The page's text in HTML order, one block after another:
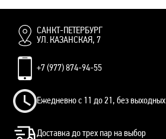
САНКТ-ПЕТЕРБУРГ
УЛ. КАЗАНСКАЯ, 7
+7 (977) 874-94-55
Ежедневно с 11 до 21, без выходных
Доставка до трех пар на выбор